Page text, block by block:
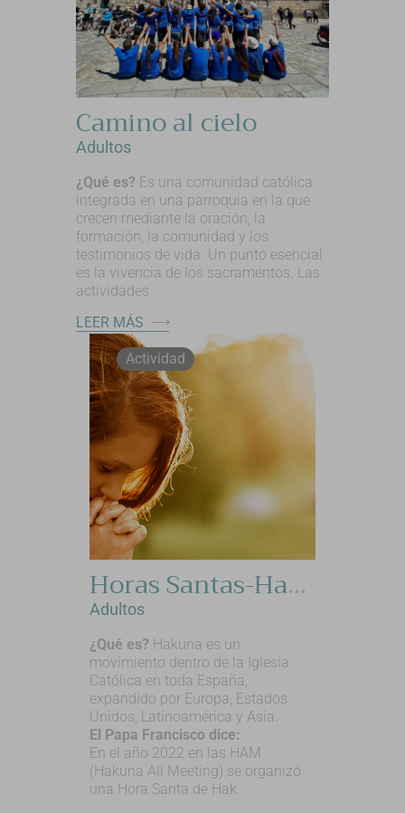
Camino al cielo
Adultos
¿Qué es? Es una comunidad católica
integrada en una parroquia en la que
crecen mediante la oración, la
formación, la comunidad y los
testimonios de vida. Un punto esencial
es la vivencia de los sacramentos. Las
actividades
LEER MÁS
Actividad
Horas Santas-Hakuna
Adultos
¿Qué es? Hakuna es un
movimiento dentro de la Iglesia
Católica en toda España,
expandido por Europa, Estados
Unidos, Latinoamérica y Asia.
El Papa Francisco dice:
En el año 2022 en las HAM
(Hakuna All Meeting) se organizó
una Hora Santa de Hak